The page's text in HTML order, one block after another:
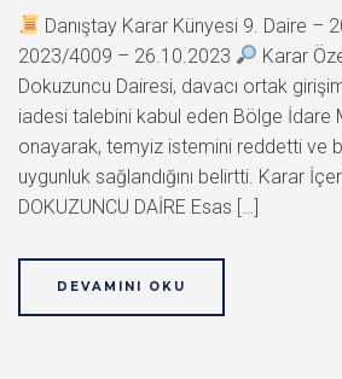
Danıştay Karar Künyesi 9. Daire –
2023/4009 – 26.10.2023
Karar
Dokuzuncu Dairesi, davacı ortak
iadesi talebini kabul eden Bölge İdare
onayarak, temyiz istemini reddetti ve
uygunluk sağlandığını belirtti. Karar
DOKUZUNCU DAİRE Esas […]
DEVAMINI OKU